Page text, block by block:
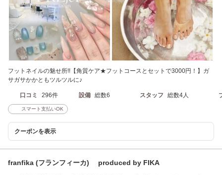
フットネイルの魅せ所!!【角質ケア★フットコースとセットで3000円！】ガ
サガサかかともツルツルに♪
口コミ 296件 設備 総数6 スタッフ 総数4人
スマート支払いOK
クーポンを表示
franfika (フランフィーカ) produced by FIKA